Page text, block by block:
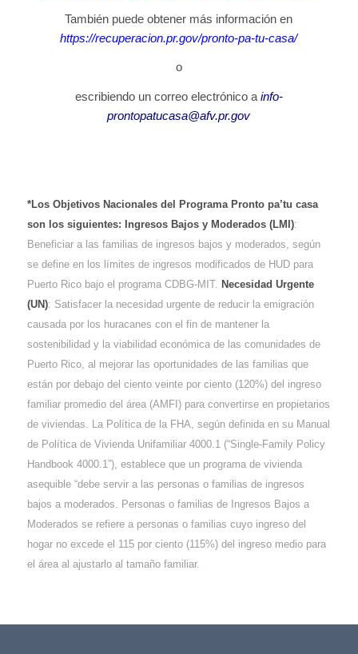
También puede obtener más información en
https://recuperacion.pr.gov/pronto-pa-tu-casa/
o
escribiendo un correo electrónico a info-
prontopatucasa@afv.pr.gov
*Los Objetivos Nacionales del Programa Pronto pa’tu casa
son los siguientes: Ingresos Bajos y Moderados (LMI):
Beneficiar a las familias de ingresos bajos y moderados, según
se define en los límites de ingresos modificados de HUD para
Puerto Rico bajo el programa CDBG-MIT. Necesidad Urgente
(UN): Satisfacer la necesidad urgente de reducir la emigración
causada por los huracanes con el fin de mantener la
sostenibilidad y la viabilidad económica de las comunidades de
Puerto Rico, al mejorar las oportunidades de las familias que
están por debajo del ciento veinte por ciento (120%) del ingreso
familiar promedio del área (AMFI) para convertirse en propietarios
de viviendas. La Política de la FHA, según definida en su Manual
de Política de Vivienda Unifamiliar 4000.1 (“Single-Family Policy
Handbook 4000.1”), establece que un programa de vivienda
asequible “debe servir a las personas o familias de ingresos
bajos a moderados. Personas o familias de Ingresos Bajos a
Moderados se refiere a personas o familias cuyo ingreso del
hogar no excede el 115 por ciento (115%) del ingreso medio para
el área al ajustarlo al tamaño familiar.